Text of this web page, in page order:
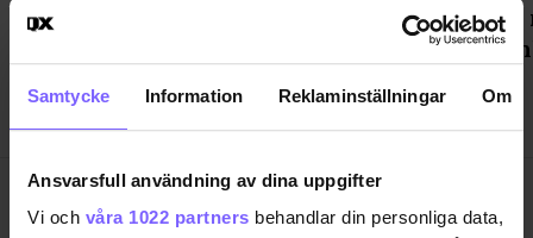
Samtycke Information Reklaminställningar Om
Ansvarsfull användning av dina uppgifter
Vi och våra 1022 partners behandlar din personliga data,
Efter 40 år – politiker vill öppna
29-årig